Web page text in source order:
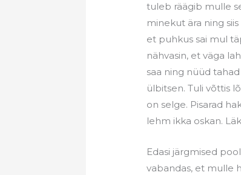
tuleb räägib mulle
minekut ära ning
et puhkus sai mul
nähvasin, et väga
saa ning nüüd
ülbitsen. Tuli võttis
on selge. Pisarad
lehm ikka oskan.
Edasi järgmised
vabandas, et mulle